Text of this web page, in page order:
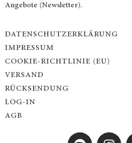
Angebote (Newsletter).
DATENSCHUTZERKLÄRUNG
IMPRESSUM
COOKIE-RICHTLINIE (EU)
VERSAND
RÜCKSENDUNG
LOG-IN
AGB